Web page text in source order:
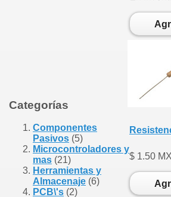
Categorías
Componentes
Pasivos (5)
Microcontroladores y
mas (21)
Herramientas y
Almacenaje (6)
PCB\'s (2)
$ 1.50